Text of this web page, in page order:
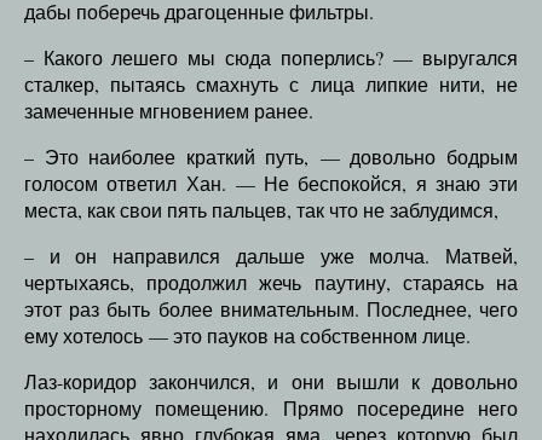
дабы поберечь драгоценные фильтры.
– Какого лешего мы сюда поперлись? — выругался
сталкер, пытаясь смахнуть с лица липкие нити, не
замеченные мгновением ранее.
– Это наиболее краткий путь, — довольно бодрым
голосом ответил Хан. — Не беспокойся, я знаю эти
места, как свои пять пальцев, так что не заблудимся,
– и он направился дальше уже молча. Матвей,
чертыхаясь, продолжил жечь паутину, стараясь на
этот раз быть более внимательным. Последнее, чего
ему хотелось — это пауков на собственном лице.
Лаз-коридор закончился, и они вышли к довольно
просторному помещению. Прямо посередине него
находилась явно глубокая яма, через которую был